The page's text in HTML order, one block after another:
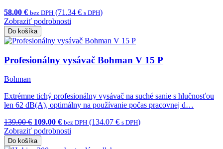
58.00 € bez DPH (71.34 € s DPH)
Zobraziť podrobnosti
Do košíka
Profesionálny vysávač Bohman V 15 P
Bohman
Extrémne tichý profesionálny vysávač na suché sanie s hlučnosťou
len 62 dB(A), optimálny na používanie počas pracovnej d…
139.00 € 109.00 € bez DPH (134.07 € s DPH)
Zobraziť podrobnosti
Do košíka